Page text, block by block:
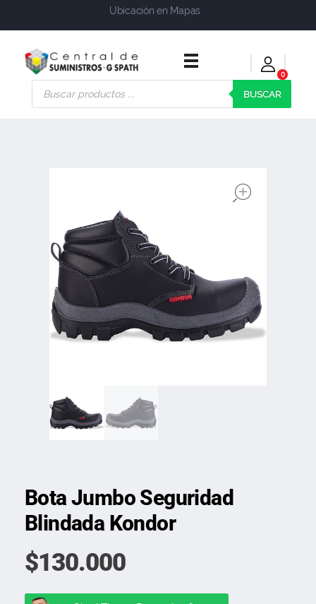
Ubicación en Mapas
Central de Suministros Gspath
Suministros y soluciones integrales para su empresa o negocio
0
BUSCAR
Bota Jumbo Seguridad
Blindada Kondor
$130.000